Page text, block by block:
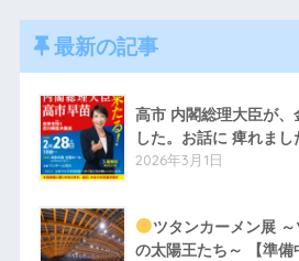
最新の記事
高市 内閣総理大臣が、
した。お話に 痺れまし
2026年3月1日
ツタンカーメン展
の太陽王たち～ 【準備